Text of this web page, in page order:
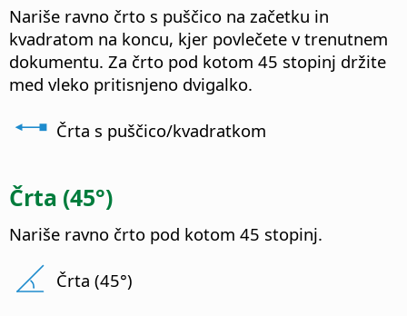
Nariše ravno črto s puščico na začetku in
kvadratom na koncu, kjer povlečete v trenutnem
dokumentu. Za črto pod kotom 45 stopinj držite
med vleko pritisnjeno dvigalko.
Črta s puščico/kvadratkom
Črta (45°)
Nariše ravno črto pod kotom 45 stopinj.
Črta (45°)